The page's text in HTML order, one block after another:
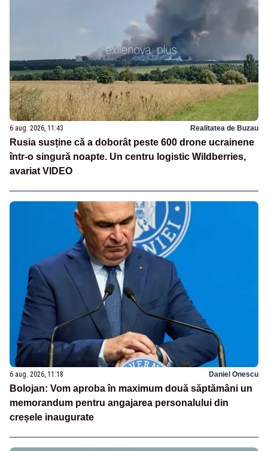
6 aug. 2026, 11:43 Realitatea de Buzau
Rusia susține că a doborât peste 600 drone ucrainene
într-o singură noapte. Un centru logistic Wildberries,
avariat VIDEO
6 aug. 2026, 11:18 Daniel Onescu
Bolojan: Vom aproba în maximum două săptămâni un
memorandum pentru angajarea personalului din
creșele inaugurate